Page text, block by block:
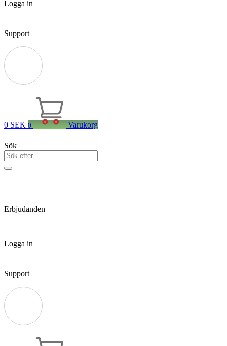
Logga in
Support
0 SEK 0 Varukorg
Sök
Erbjudanden
Logga in
Support